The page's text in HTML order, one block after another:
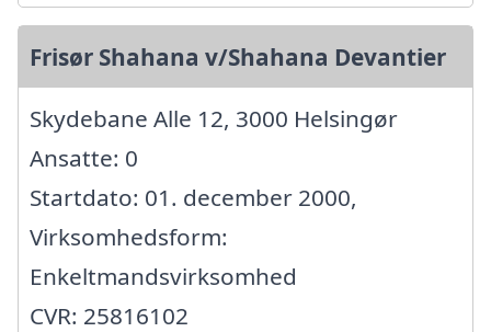
Frisør Shahana v/Shahana Devantier
Skydebane Alle 12, 3000 Helsingør
Ansatte: 0
Startdato: 01. december 2000,
Virksomhedsform:
Enkeltmandsvirksomhed
CVR: 25816102